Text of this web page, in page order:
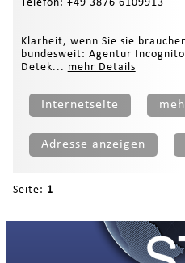
Telefon: +49 3876 6109913
Klarheit, wenn Sie sie
bundesweit: Agentur
Detek... mehr Details
Internetseite
Adresse anzeigen
Seite: 1